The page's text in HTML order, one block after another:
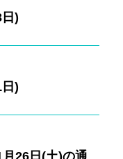
)
)
26日(土)の通